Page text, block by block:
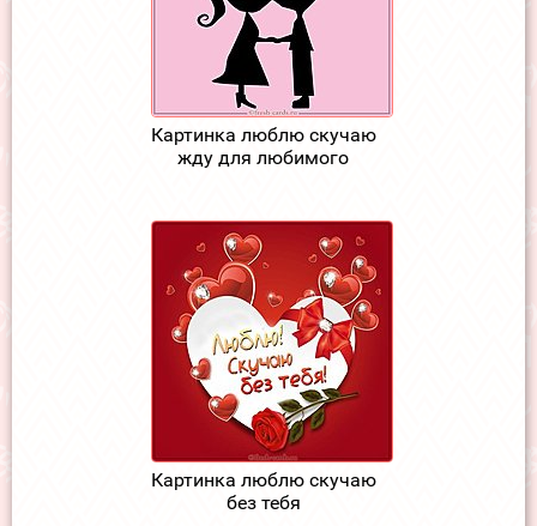
Картинка люблю скучаю
жду для любимого
Картинка люблю скучаю
без тебя